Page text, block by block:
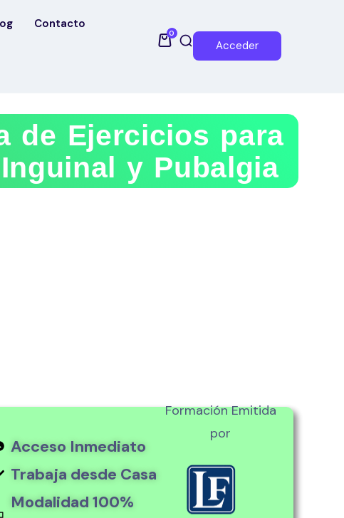
Contacto
0
Acceder
de Ejercicios para
y Pubalgia
Acceso Inmediato
Trabaja desde Casa
Modalidad 100%
Formación Emitida
por